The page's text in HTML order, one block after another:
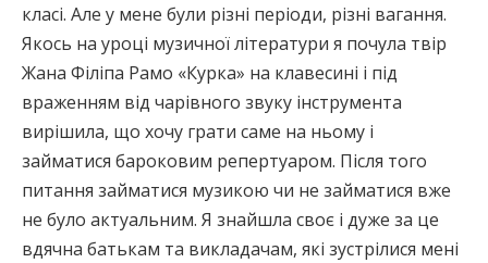
класі. Але у мене були різні періоди, різні вагання.
Якось на уроці музичної літератури я почула твір
Жана Філіпа Рамо «Курка» на клавесині і під
враженням від чарівного звуку інструмента
вирішила, що хочу грати саме на ньому і
займатися бароковим репертуаром. Після того
питання займатися музикою чи не займатися вже
не було актуальним. Я знайшла своє і дуже за це
вдячна батькам та викладачам, які зустрілися мені